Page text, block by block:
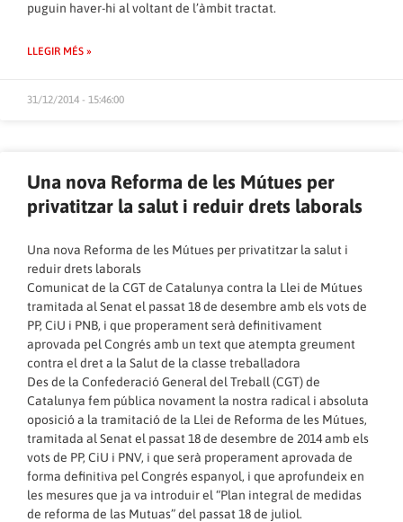
puguin haver-hi al voltant de l’àmbit tractat.
LLEGIR MÉS »
31/12/2014 - 15:46:00
Una nova Reforma de les Mútues per
privatitzar la salut i reduir drets laborals
Una nova Reforma de les Mútues per privatitzar la salut i
reduir drets laborals
Comunicat de la CGT de Catalunya contra la Llei de Mútues
tramitada al Senat el passat 18 de desembre amb els vots de
PP, CiU i PNB, i que properament serà definitivament
aprovada pel Congrés amb un text que atempta greument
contra el dret a la Salut de la classe treballadora
Des de la Confederació General del Treball (CGT) de
Catalunya fem pública novament la nostra radical i absoluta
oposició a la tramitació de la Llei de Reforma de les Mútues,
tramitada al Senat el passat 18 de desembre de 2014 amb els
vots de PP, CiU i PNV, i que serà properament aprovada de
forma definitiva pel Congrés espanyol, i que aprofundeix en
les mesures que ja va introduir el “Plan integral de medidas
de reforma de las Mutuas” del passat 18 de juliol.